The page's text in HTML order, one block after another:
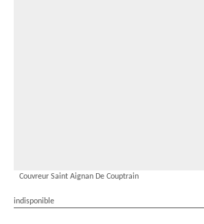
Couvreur Saint Aignan De Couptrain
indisponible